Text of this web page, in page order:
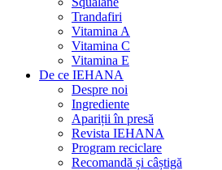
Trandafiri
Vitamina A
Vitamina C
Vitamina E
De ce IEHANA
Despre noi
Ingrediente
Apariții în presă
Revista IEHANA
Program reciclare
Recomandă și câștigă